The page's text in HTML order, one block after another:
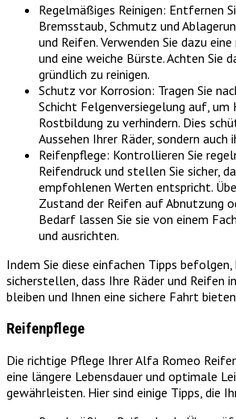
Regelmäßiges Reinigen: Entfernen
Bremsstaub, Schmutz und
und Reifen. Verwenden Sie dazu
und eine weiche Bürste. Achten Sie
gründlich zu reinigen.
Schutz vor Korrosion: Tragen Sie
Schicht Felgenversiegelung auf, um
Rostbildung zu verhindern. Dies
Aussehen Ihrer Räder, sondern auch
Reifenpflege: Kontrollieren Sie
Reifendruck und stellen Sie sicher,
empfohlenen Werten entspricht.
Zustand der Reifen auf Abnutzung
Bedarf lassen Sie sie von einem
und ausrichten.
Indem Sie diese einfachen Tipps befolgen,
sicherstellen, dass Ihre Räder und Reifen
bleiben und Ihnen eine sichere Fahrt
Reifenpflege
Die richtige Pflege Ihrer Alfa Romeo
eine längere Lebensdauer und optimale
gewährleisten. Hier sind einige Tipps, die